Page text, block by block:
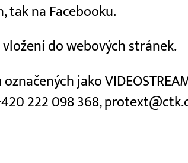
tak na Facebooku.
do webových stránek.
jako
222 098 368,